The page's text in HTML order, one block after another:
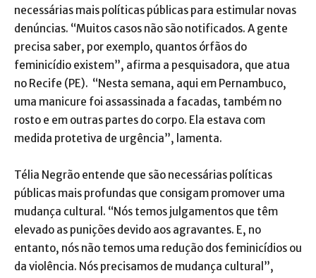
necessárias mais políticas públicas para estimular novas
denúncias. “Muitos casos não são notificados. A gente
precisa saber, por exemplo, quantos órfãos do
feminicídio existem”, afirma a pesquisadora, que atua
no Recife (PE). “Nesta semana, aqui em Pernambuco,
uma manicure foi assassinada a facadas, também no
rosto e em outras partes do corpo. Ela estava com
medida protetiva de urgência”, lamenta.
Télia Negrão entende que são necessárias políticas
públicas mais profundas que consigam promover uma
mudança cultural. “Nós temos julgamentos que têm
elevado as punições devido aos agravantes. E, no
entanto, nós não temos uma redução dos feminicídios ou
da violência. Nós precisamos de mudança cultural”,